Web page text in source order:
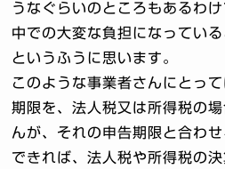
うなぐらいのところもあるわ
中での大変な負担になってい
というふうに思います。
このような事業者さんにとっ
期限を、法人税又は所得税の
んが、それの申告期限と合わ
できれば、法人税や所得税の